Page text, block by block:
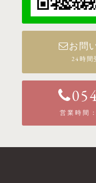
お問
24時間
営業時間